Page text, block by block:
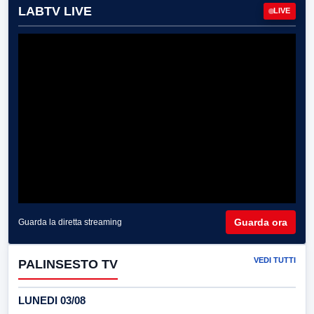
LABTV LIVE LIVE
Guarda la diretta streaming Guarda ora
PALINSESTO TV VEDI TUTTI
LUNEDI 03/08